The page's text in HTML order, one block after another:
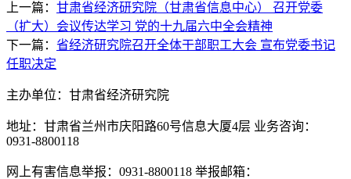
上一篇： 甘肃省经济研究院（甘肃省信息中心） 召开党委
（扩大）会议传达学习 党的十九届六中全会精神
下一篇： 省经济研究院召开全体干部职工大会 宣布党委书记
任职决定
主办单位：甘肃省经济研究院
地址：甘肃省兰州市庆阳路60号信息大厦4层 业务咨询：
0931-8800118
网上有害信息举报：0931-8800118 举报邮箱：